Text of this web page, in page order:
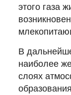
этого газа
В
наиболее
слоях